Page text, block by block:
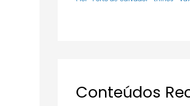
Conteúdos